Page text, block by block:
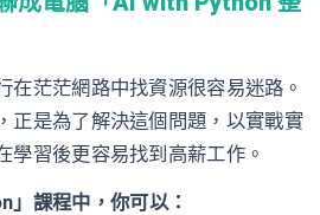
在茫茫網路中找資源很容易迷路。
正是為了解決這個問題，以實戰實
學習後更容易找到高薪工作。
課程中，你可以：